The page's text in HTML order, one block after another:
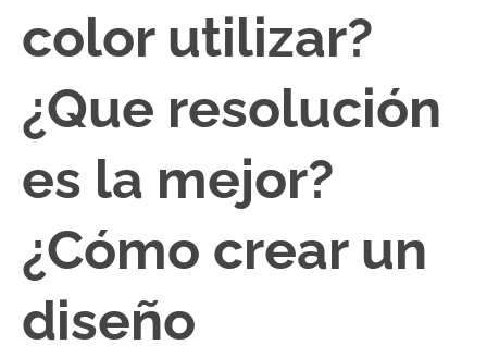
color utilizar?
¿Que resolución
es la mejor?
¿Cómo crear un
diseño